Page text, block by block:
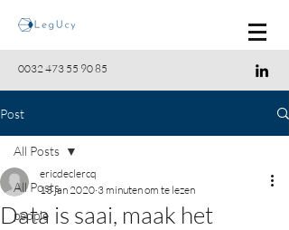
0032 473 55 90 85
Post
All Posts
people
All Posts
Data is saai, maak het
ericdeclercq
13 jan 2020 3 minuten om te lezen